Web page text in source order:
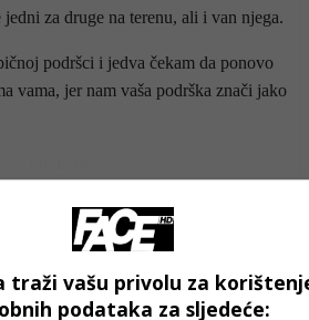
za druge na terenu, ali i van njega.
podršci i jedva čekam da ponovo
vama, jer nam vaša podrška znači jako
doktorima i fizioterapeutima koji
te mi pomogli na terenu i van
Sassuola i BiH.
traži vašu privolu za
podataka za sljedeće: